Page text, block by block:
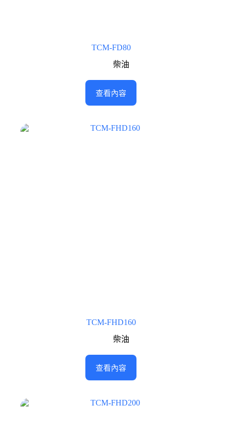
TCM-FD80
柴油
查看內容
TCM-FHD160
柴油
查看內容